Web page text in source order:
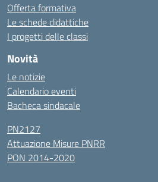
Offerta formativa
Le schede didattiche
I progetti delle classi
Novità
Le notizie
Calendario eventi
Bacheca sindacale
PN2127
Attuazione Misure PNRR
PON 2014-2020